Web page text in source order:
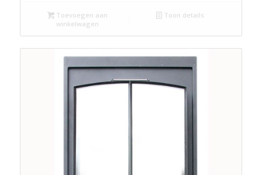
Toevoegen aan
winkelwagen
Toon details